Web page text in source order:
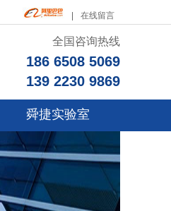
在线留言
全国咨询热线
186 6508 5069
139 2230 9869
舜捷实验室